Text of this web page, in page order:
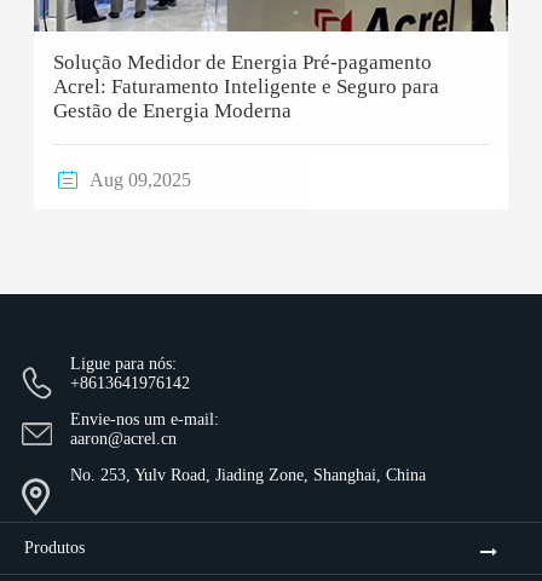
Solução Medidor de Energia Pré-pagamento
Acrel: Faturamento Inteligente e Seguro para
Gestão de Energia Moderna
 Aug 09,2025
Ligue para nós:
+8613641976142
Envie-nos um e-mail:
aaron@acrel.cn
No. 253, Yulv Road, Jiading Zone, Shanghai, China
Produtos